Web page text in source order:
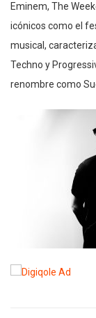
Eminem, The
icónicos como el
musical,
Techno y
renombre como